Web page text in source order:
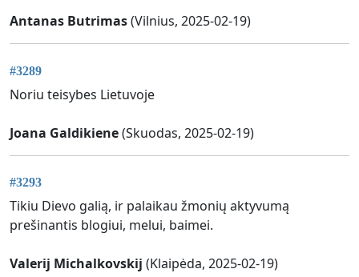
Antanas Butrimas(Vilnius, 2025-02-19)
#3289
Noriu teisybes Lietuvoje
Joana Galdikiene(Skuodas, 2025-02-19)
#3293
Tikiu Dievo galią, ir palaikau žmonių aktyvumą
prešinantis blogiui, melui, baimei.
Valerij Michalkovskij (Klaipėda, 2025-02-19)